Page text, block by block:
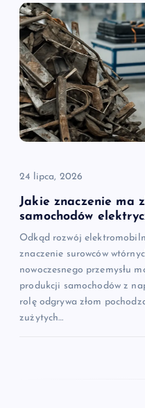
24 lipca, 2026
Jakie znaczenie ma
samochodów
Odkąd rozwój
znaczenie surowców
nowoczesnego przemysłu
produkcji samochodów z
rolę odgrywa złom
zużytych…